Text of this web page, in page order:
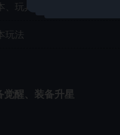
玩具副本、海盗副本、武
玩法
觉醒、装备升星